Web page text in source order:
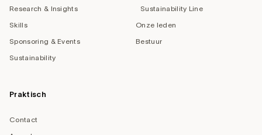
Research & Insights
Skills
Sponsoring & Events
Sustainability
Sustainability Line
Onze leden
Bestuur
Praktisch
Contact